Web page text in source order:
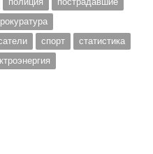
спорт
статистика